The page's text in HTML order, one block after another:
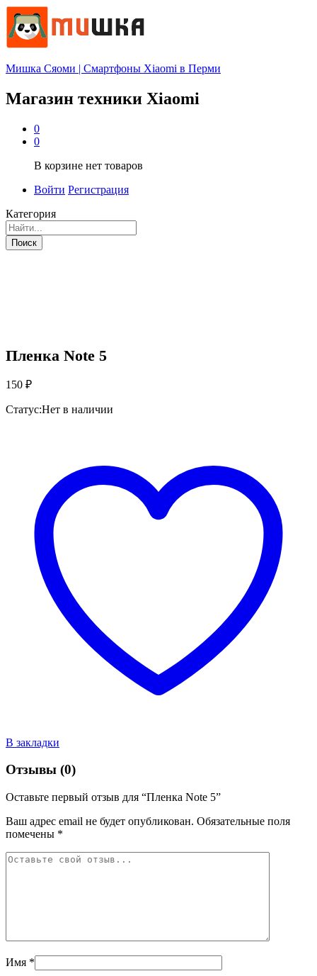
Мишка Сяоми | Смартфоны Xiaomi в Перми
Магазин техники Xiaomi
0
0
В корзине нет товаров
Войти Регистрация
Категория
Поиск
Пленка Note 5
150 ₽
Статус:Нет в наличии
В закладки
Отзывы (0)
Оставьте первый отзыв для “Пленка Note 5”
Ваш адрес email не будет опубликован. Обязательные поля
помечены *
Имя *